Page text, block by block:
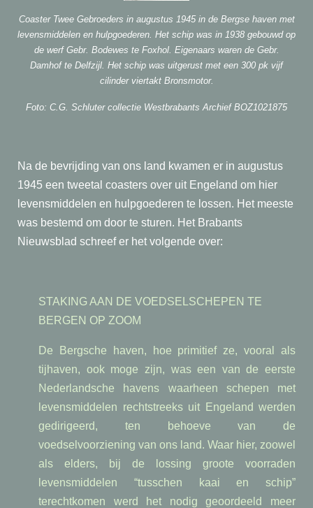
Coaster Twee Gebroeders in augustus 1945 in de Bergse haven met
levensmiddelen en hulpgoederen. Het schip was in 1938 gebouwd op
de werf Gebr. Bodewes te Foxhol. Eigenaars waren de Gebr.
Damhof te Delfzijl. Het schip was uitgerust met een 300 pk vijf
cilinder viertakt Bronsmotor.
Foto: C.G. Schluter collectie Westbrabants Archief BOZ1021875
Na de bevrijding van ons land kwamen er in augustus
1945 een tweetal coasters over uit Engeland om hier
levensmiddelen en hulpgoederen te lossen. Het meeste
was bestemd om door te sturen. Het Brabants
Nieuwsblad schreef er het volgende over:
STAKING AAN DE VOEDSELSCHEPEN TE
BERGEN OP ZOOM
De Bergsche haven, hoe primitief ze, vooral als
tijhaven, ook moge zijn, was een van de eerste
Nederlandsche havens waarheen schepen met
levensmiddelen rechtstreeks uit Engeland werden
gedirigeerd, ten behoeve van de
voedselvoorziening van ons land. Waar hier, zoowel
als elders, bij de lossing groote voorraden
levensmiddelen “tusschen kaai en schip”
terechtkomen werd het nodig geoordeeld meer